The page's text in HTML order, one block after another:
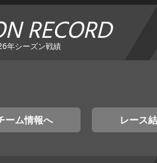
RECORD
年シーズン戦績
ーム情報へ レース